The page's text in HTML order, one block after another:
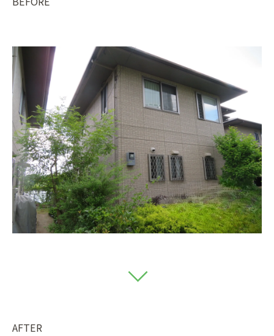
AFTER